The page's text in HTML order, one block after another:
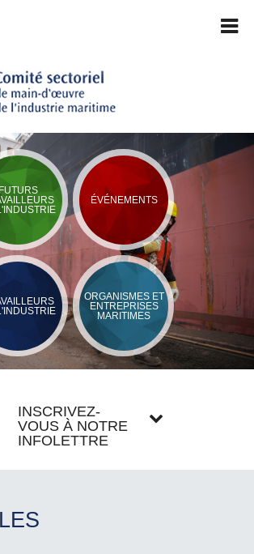
FUTURS
ÉVÉNEMENTS
ORGANISMES ET
ENTREPRISES
MARITIMES
INSCRIVEZ-
VOUS À NOTRE
INFOLETTRE